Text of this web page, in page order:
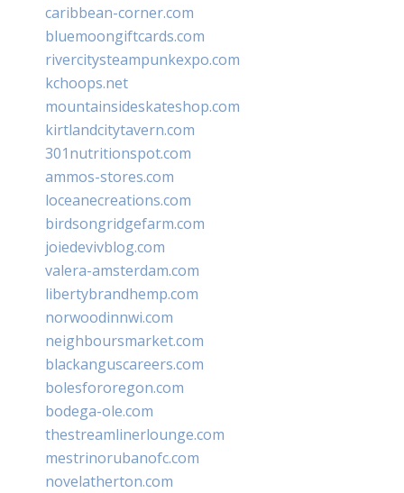
caribbean-corner.com
bluemoongiftcards.com
rivercitysteampunkexpo.com
kchoops.net
mountainsideskateshop.com
kirtlandcitytavern.com
301nutritionspot.com
ammos-stores.com
loceanecreations.com
birdsongridgefarm.com
joiedevivblog.com
valera-amsterdam.com
libertybrandhemp.com
norwoodinnwi.com
neighboursmarket.com
blackanguscareers.com
bolesfororegon.com
bodega-ole.com
thestreamlinerlounge.com
mestrinorubanofc.com
novelatherton.com